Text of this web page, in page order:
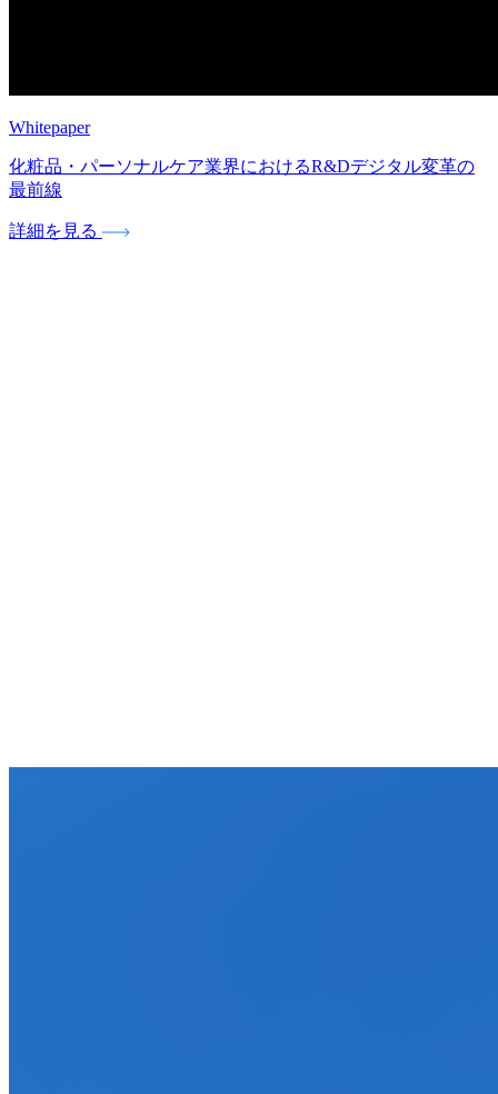
Whitepaper
化粧品・パーソナルケア業界におけるR&Dデジタル変革の
最前線
詳細を見る